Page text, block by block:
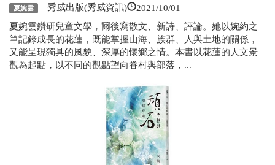
夏婉雲 秀威出版(秀威資訊) 2021/10/01
夏婉雲鑽研兒童文學，爾後寫散文、新詩、評論。她以婉約之
筆記錄成長的花蓮，既能掌握山海、族群、人與土地的關係，
又能呈現獨具的風貌、深厚的懷鄉之情。本書以花蓮的人文景
觀為起點，以不同的觀點望向眷村與部落，...